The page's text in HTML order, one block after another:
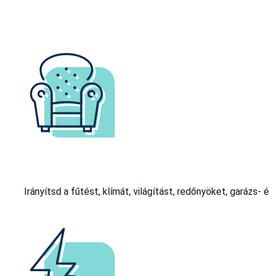
Irányítsd a fűtést, klímát, világítást, redőnyöket, garázs-